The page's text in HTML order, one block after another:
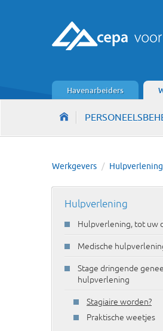
Havenarbeiders
Werkgevers / Hulpverlening
Hulpverlening
Hulpverlening, tot uw
Medische
Stage dringende
hulpverlening
Stagiaire worden?
Praktische weetjes